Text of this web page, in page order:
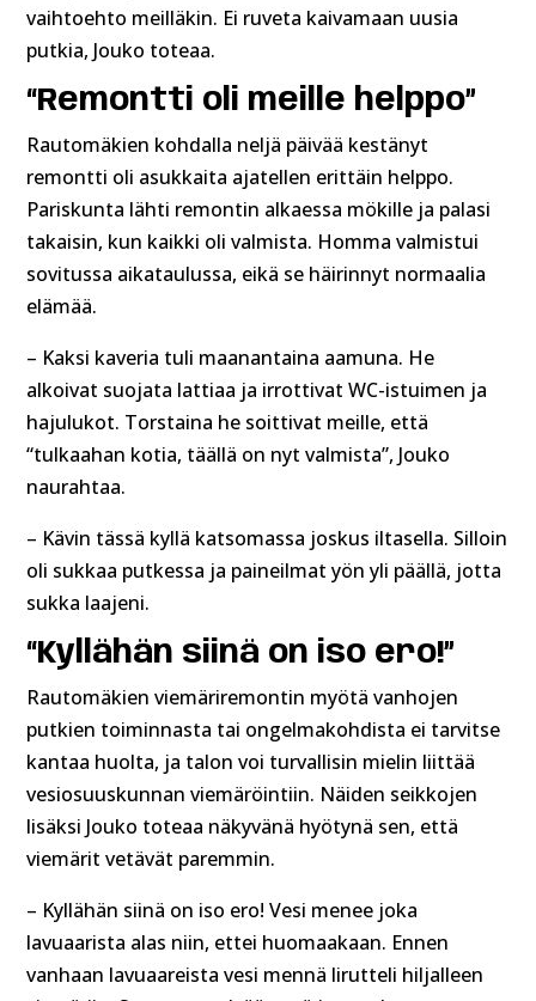
vaihtoehto meilläkin. Ei ruveta kaivamaan uusia
putkia, Jouko toteaa.
“Remontti oli meille helppo”
Rautomäkien kohdalla neljä päivää kestänyt
remontti oli asukkaita ajatellen erittäin helppo.
Pariskunta lähti remontin alkaessa mökille ja palasi
takaisin, kun kaikki oli valmista. Homma valmistui
sovitussa aikataulussa, eikä se häirinnyt normaalia
elämää.
– Kaksi kaveria tuli maanantaina aamuna. He
alkoivat suojata lattiaa ja irrottivat WC-istuimen ja
hajulukot. Torstaina he soittivat meille, että
“tulkaahan kotia, täällä on nyt valmista”, Jouko
naurahtaa.
– Kävin tässä kyllä katsomassa joskus iltasella. Silloin
oli sukkaa putkessa ja paineilmat yön yli päällä, jotta
sukka laajeni.
“Kyllähän siinä on iso ero!”
Rautomäkien viemäriremontin myötä vanhojen
putkien toiminnasta tai ongelmakohdista ei tarvitse
kantaa huolta, ja talon voi turvallisin mielin liittää
vesiosuuskunnan viemäröintiin. Näiden seikkojen
lisäksi Jouko toteaa näkyvänä hyötynä sen, että
viemärit vetävät paremmin.
– Kyllähän siinä on iso ero! Vesi menee joka
lavuaarista alas niin, ettei huomaakaan. Ennen
vanhaan lavuaareista vesi mennä lirutteli hiljalleen